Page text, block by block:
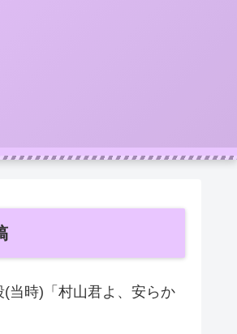
(当時)「村山君よ、安らか